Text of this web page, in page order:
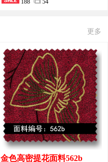
工作服合集
更多
金色高密提花面料562b